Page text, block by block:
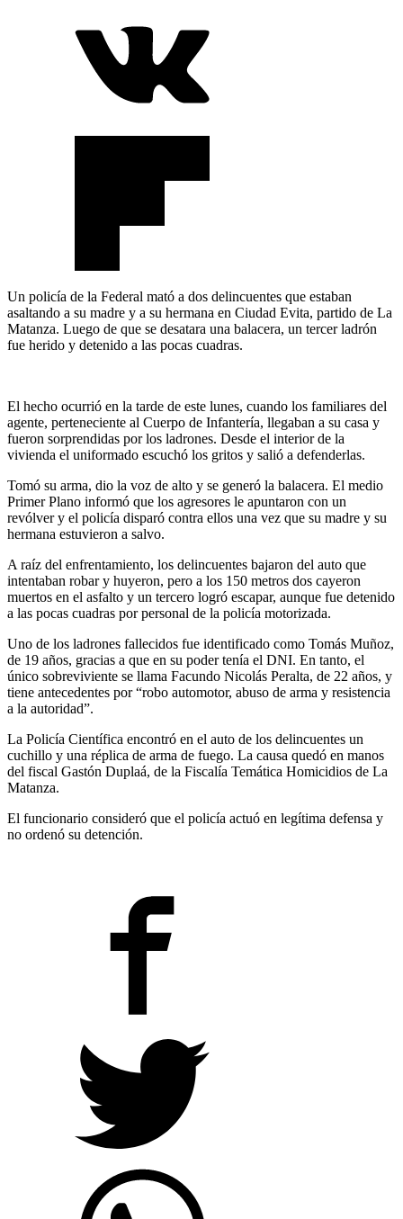
Un policía de la Federal mató a dos delincuentes que estaban
asaltando a su madre y a su hermana en Ciudad Evita, partido de La
Matanza. Luego de que se desatara una balacera, un tercer ladrón
fue herido y detenido a las pocas cuadras.
El hecho ocurrió en la tarde de este lunes, cuando los familiares del
agente, perteneciente al Cuerpo de Infantería, llegaban a su casa y
fueron sorprendidas por los ladrones. Desde el interior de la
vivienda el uniformado escuchó los gritos y salió a defenderlas.
Tomó su arma, dio la voz de alto y se generó la balacera. El medio
Primer Plano informó que los agresores le apuntaron con un
revólver y el policía disparó contra ellos una vez que su madre y su
hermana estuvieron a salvo.
A raíz del enfrentamiento, los delincuentes bajaron del auto que
intentaban robar y huyeron, pero a los 150 metros dos cayeron
muertos en el asfalto y un tercero logró escapar, aunque fue detenido
a las pocas cuadras por personal de la policía motorizada.
Uno de los ladrones fallecidos fue identificado como Tomás Muñoz,
de 19 años, gracias a que en su poder tenía el DNI. En tanto, el
único sobreviviente se llama Facundo Nicolás Peralta, de 22 años, y
tiene antecedentes por “robo automotor, abuso de arma y resistencia
a la autoridad”.
La Policía Científica encontró en el auto de los delincuentes un
cuchillo y una réplica de arma de fuego. La causa quedó en manos
del fiscal Gastón Duplaá, de la Fiscalía Temática Homicidios de La
Matanza.
El funcionario consideró que el policía actuó en legítima defensa y
no ordenó su detención.